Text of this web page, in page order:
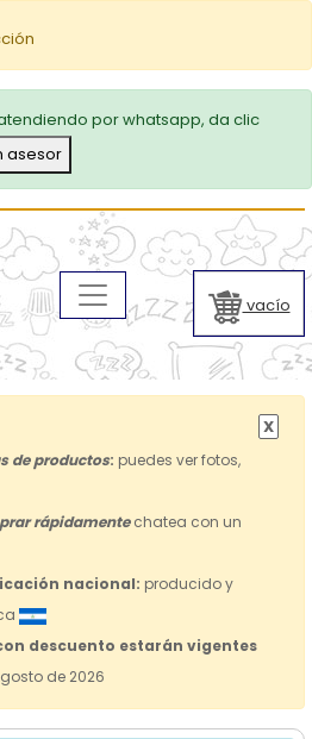
por whatsapp, da clic
asesor
vacío
X
de productos: puedes ver fotos,
rápidamentechatea con un
nacional: producido y
descuento estarán vigentes
de 2026